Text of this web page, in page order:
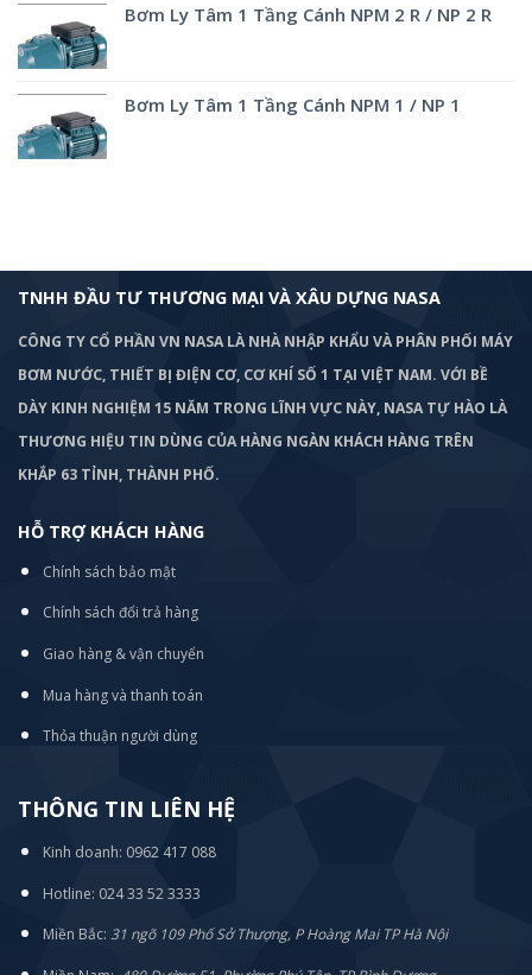
Bơm Ly Tâm 1 Tầng Cánh NPM 2 R / NP 2 R
Bơm Ly Tâm 1 Tầng Cánh NPM 1 / NP 1
TNHH ĐẦU TƯ THƯƠNG MẠI VÀ XÂU DỰNG NASA
CÔNG TY CỔ PHẦN VN NASA LÀ NHÀ NHẬP KHẨU VÀ PHÂN PHỐI MÁY
BƠM NƯỚC, THIẾT BỊ ĐIỆN CƠ, CƠ KHÍ SỐ 1 TẠI VIỆT NAM. VỚI BỀ
DÀY KINH NGHIỆM 15 NĂM TRONG LĨNH VỰC NÀY, NASA TỰ HÀO LÀ
THƯƠNG HIỆU TIN DÙNG CỦA HÀNG NGÀN KHÁCH HÀNG TRÊN
KHẮP 63 TỈNH, THÀNH PHỐ.
HỖ TRỢ KHÁCH HÀNG
Chính sách bảo mật
Chính sách đổi trả hàng
Giao hàng & vận chuyển
Mua hàng và thanh toán
Thỏa thuận người dùng
THÔNG TIN LIÊN HỆ
Kinh doanh: 0962 417 088
Hotline: 024 33 52 3333
Miền Bắc: 31 ngõ 109 Phố Sở Thượng, P Hoàng Mai TP Hà Nội